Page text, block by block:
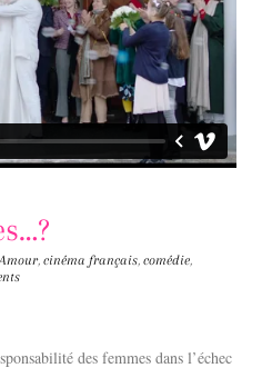
Amour,cinéma français,comédie,
des femmes dans l’échec